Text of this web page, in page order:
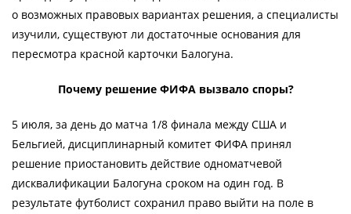
о возможных правовых вариантах решения, а специалисты
изучили, существуют ли достаточные основания для
пересмотра красной карточки Балогуна.
Почему решение ФИФА вызвало споры?
5 июля, за день до матча 1/8 финала между США и
Бельгией, дисциплинарный комитет ФИФА принял
решение приостановить действие одноматчевой
дисквалификации Балогуна сроком на один год. В
результате футболист сохранил право выйти на поле в